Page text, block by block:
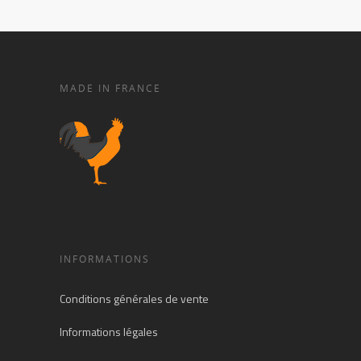
MADE IN FRANCE
INFORMATIONS
Conditions générales de vente
Informations légales